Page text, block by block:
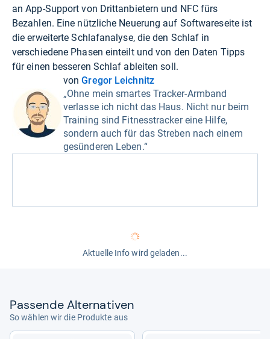
an App-Support von Drittanbietern und NFC fürs
Bezahlen. Eine nützliche Neuerung auf Softwareseite ist
die erweiterte Schlafanalyse, die den Schlaf in
verschiedene Phasen einteilt und von den Daten Tipps
für einen besseren Schlaf ableiten soll.
vonGregor Leichnitz
„Ohne mein smartes Tracker-Armband
verlasse ich nicht das Haus. Nicht nur beim
Training sind Fitnesstracker eine Hilfe,
sondern auch für das Streben nach einem
gesünderen Leben.“
Aktuelle Info wird geladen...
Pas­sende Alter­na­ti­ven
So wählen wir die Produkte aus